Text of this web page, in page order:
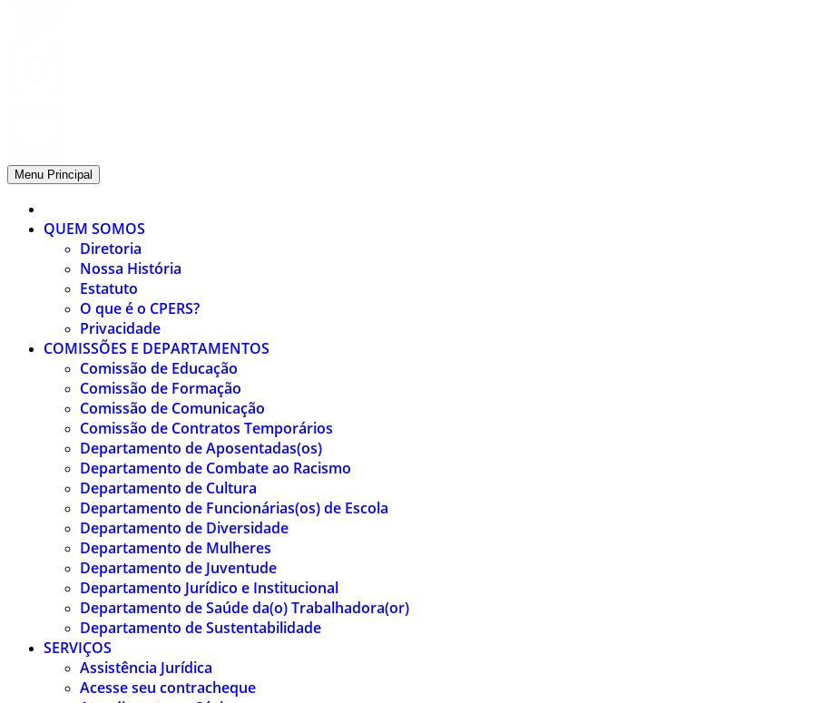
Menu Principal
QUEM SOMOS
Diretoria
Nossa História
Estatuto
O que é o CPERS?
Privacidade
COMISSÕES E DEPARTAMENTOS
Comissão de Educação
Comissão de Formação
Comissão de Comunicação
Comissão de Contratos Temporários
Departamento de Aposentadas(os)
Departamento de Combate ao Racismo
Departamento de Cultura
Departamento de Funcionárias(os) de Escola
Departamento de Diversidade
Departamento de Mulheres
Departamento de Juventude
Departamento Jurídico e Institucional
Departamento de Saúde da(o) Trabalhadora(or)
Departamento de Sustentabilidade
SERVIÇOS
Assistência Jurídica
Acesse seu contracheque